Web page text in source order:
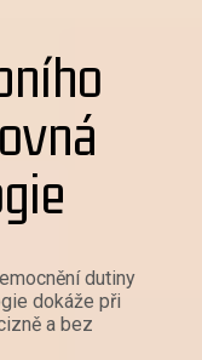
dutiny
dokáže při
a bez